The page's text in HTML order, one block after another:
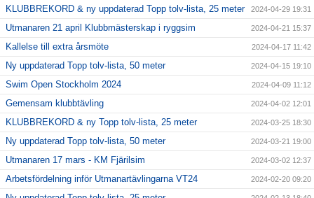
KLUBBREKORD & ny uppdaterad Topp tolv-lista, 25 meter 2024-04-29 19:31
Utmanaren 21 april Klubbmästerskap i ryggsim 2024-04-21 15:37
Kallelse till extra årsmöte 2024-04-17 11:42
Ny uppdaterad Topp tolv-lista, 50 meter 2024-04-15 19:10
Swim Open Stockholm 2024 2024-04-09 11:12
Gemensam klubbtävling 2024-04-02 12:01
KLUBBREKORD & ny Topp tolv-lista, 25 meter 2024-03-25 18:30
Ny uppdaterad Topp tolv-lista, 50 meter 2024-03-21 19:00
Utmanaren 17 mars - KM Fjärilsim 2024-03-02 12:37
Arbetsfördelning inför Utmanartävlingarna VT24 2024-02-20 09:20